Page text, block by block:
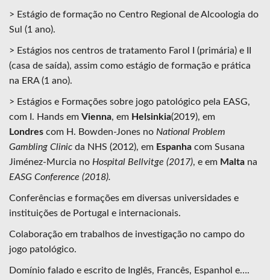
> Estágio de formação no Centro Regional de Alcoologia do
Sul (1 ano).
> Estágios nos centros de tratamento Farol I (primária) e II
(casa de saída), assim como estágio de formação e prática
na ERA (1 ano).
> Estágios e Formações sobre jogo patológico pela EASG,
com I. Hands em Vienna, em Helsinkia(2019), em
Londres com H. Bowden-Jones no National Problem
Gambling Clinic da NHS (2012), em Espanha com Susana
Jiménez-Murcia no Hospital Bellvitge (2017), e em Malta na
EASG Conference (2018).
Conferências e formações em diversas universidades e
instituições de Portugal e internacionais.
Colaboração em trabalhos de investigação no campo do
jogo patológico.
Domínio falado e escrito de Inglês, Francês, Espanhol e….